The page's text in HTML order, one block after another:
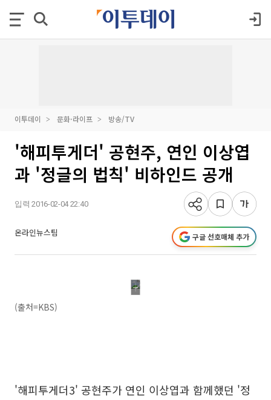
이투데이 문화·라이프 방송/TV
'해피투게더' 공현주, 연인 이상엽
과 '정글의 법칙' 비하인드 공개
입력 2016-02-04 22:40
온라인뉴스팀 구글 선호매체 추가
(출처=KBS)
'해피투게더3' 공현주가 연인 이상엽과 함께했던 '정